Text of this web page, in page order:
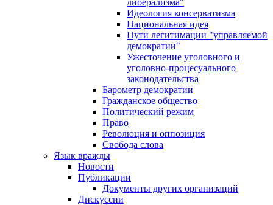
либерализма"
Идеология консерватизма
Национальная идея
Пути легитимации "управляемой
демократии"
Ужесточение уголовного и
уголовно-процесуального
законодательства
Барометр демократии
Гражданское общество
Политический режим
Право
Революция и оппозиция
Свобода слова
Язык вражды
Новости
Публикации
Документы других организаций
Дискуссии